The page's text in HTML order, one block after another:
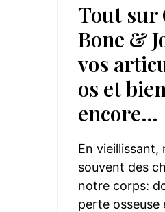
Tout sur
Bone &
vos
os et
encore…
En vieillissant,
souvent des
notre corps:
perte osseuse